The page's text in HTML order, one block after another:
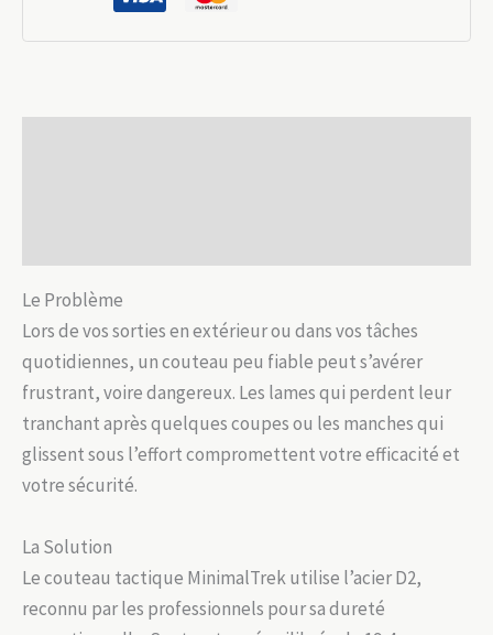
Outdoor
Le Problème
Lors de vos sorties en extérieur ou dans vos tâches
quotidiennes, un couteau peu fiable peut s’avérer
frustrant, voire dangereux. Les lames qui perdent leur
tranchant après quelques coupes ou les manches qui
glissent sous l’effort compromettent votre efficacité et
votre sécurité.
La Solution
Le couteau tactique MinimalTrek utilise l’acier D2,
reconnu par les professionnels pour sa dureté